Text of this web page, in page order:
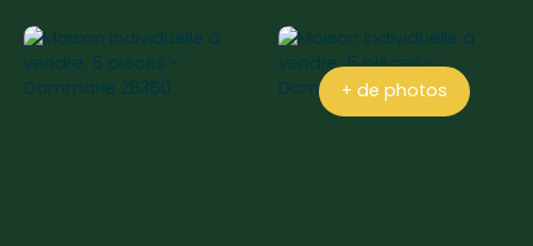
+ de photos